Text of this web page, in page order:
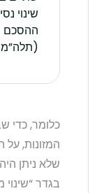
שינוי
ההסכם
(תלה”מ 8581-12-20)
כלומר, כדי
המזונות, על
שלא ניתן
בגדר